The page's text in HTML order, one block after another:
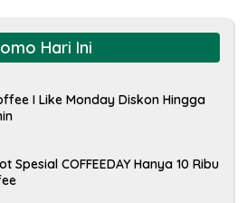
Hari Ini
I Like Monday Diskon Hingga
Spesial COFFEEDAY Hanya 10 Ribu